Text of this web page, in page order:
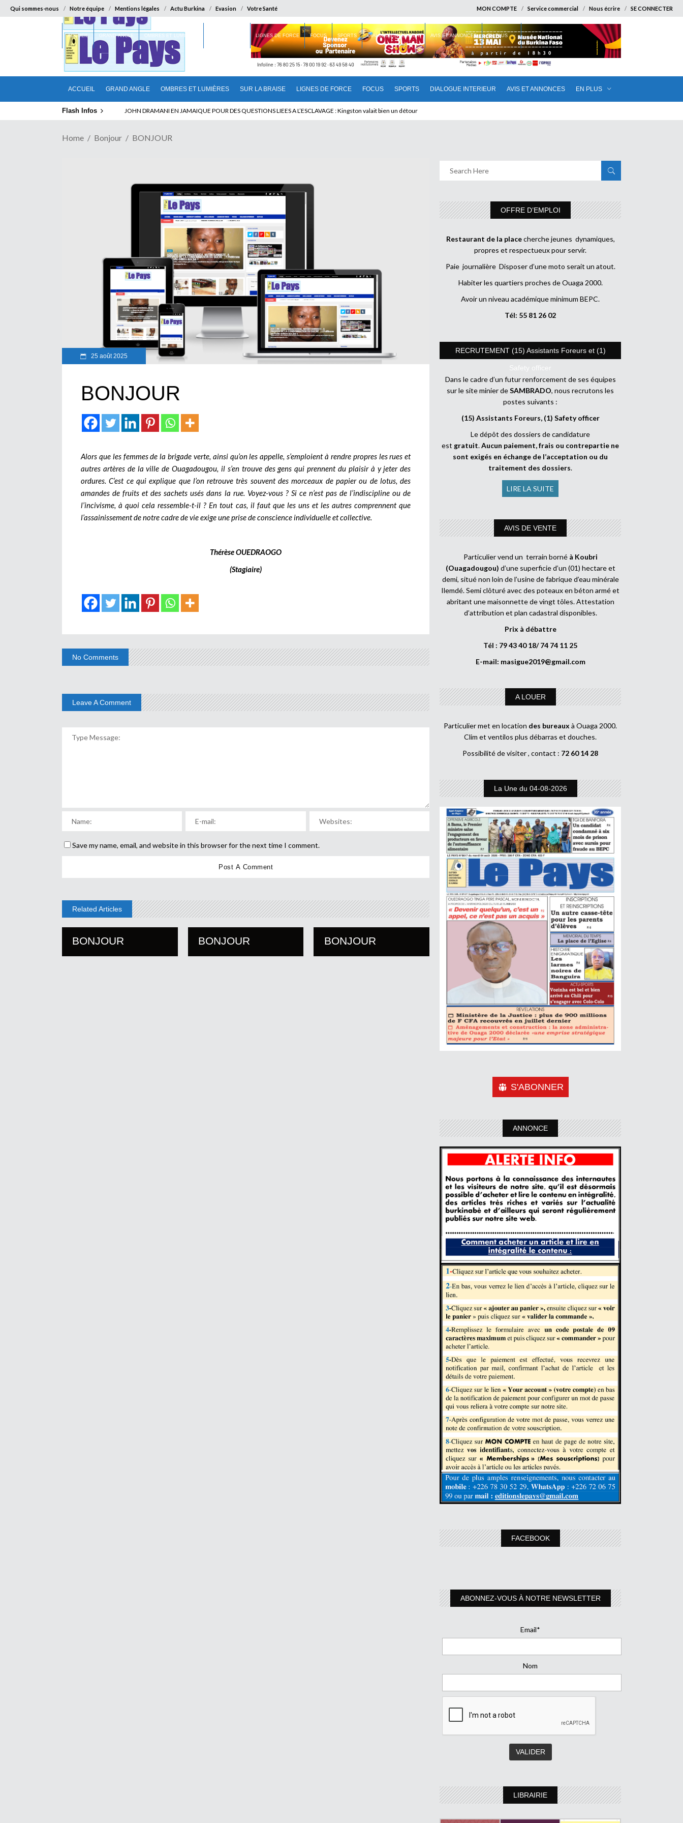
Qui sommes-nous Notre équipe Mentions légales Actu Burkina Evasion Votre Santé MON COMPTE Service commercial Nous écrire SE CONNECTER
ACCUEIL GRAND ANGLE OMBRES ET LUMIÈRES SUR LA BRAISE LIGNES DE FORCE FOCUS SPORTS DIALOGUE INTERIEUR AVIS ET ANNONCES EN PLUS
ACCUEIL GRAND ANGLE OMBRES ET LUMIÈRES LIGNES DE FORCE FOCUS SPORTS DIALOGUE INTERIEUR AVIS ET ANNONCES EN PLUS
Flash Infos ELECTION DE TALON A LA TETE DU SENAT BENINOIS : Quand Patrice quitte le pouvoir sans partir !
Home Bonjour BONJOUR
25 août 2025
BONJOUR
Alors que les femmes de la brigade verte, ainsi qu’on les appelle, s’emploient à rendre propres les rues et
autres artères de la ville de Ouagadougou, il s’en trouve des gens qui prennent du plaisir à y jeter des
ordures. C’est ce qui explique que l’on retrouve très souvent des morceaux de papier ou de lotus, des
amandes de fruits et des sachets usés dans la rue. Voyez-vous ? Si ce n’est pas de l’indiscipline ou de
l’incivisme, à quoi cela ressemble-t-il ? En tout cas, il faut que les uns et les autres comprennent que
l’assainissement de notre cadre de vie exige une prise de conscience individuelle et collective.
Thérèse OUEDRAOGO
(Stagiaire)
No Comments
Leave A Comment
Save my name, email, and website in this browser for the next time I comment.
Related Articles
BONJOUR BONJOUR BONJOUR
OFFRE D’EMPLOI
Restaurant de la placecherche jeunes dynamiques,
propres et respectueux pour servir.
Paie journalière Disposer d’une moto serait un atout.
Habiter les quartiers proches de Ouaga 2000.
Avoir un niveau académique minimum BEPC.
Tél: 55 81 26 02
RECRUTEMENT (15) Assistants Foreurs et (1)
Safety officer
Dans le cadre d’un futur renforcement de ses équipes
sur le site minier deSAMBRADO, nous recrutons les
postes suivants :
(15) Assistants Foreurs, (1) Safety officer
Le dépôt des dossiers de candidature
est gratuit.Aucun paiement, frais ou contrepartie ne
sont exigés en échange de l’acceptation ou du
traitement des dossiers.
LIRE LA SUITE
AVIS DE VENTE
Particulier vend un terrain borné à Koubri
(Ouagadougou) d’une superficie d’un (01) hectare et
demi, situé non loin de l’usine de fabrique d’eau minérale
Ilemdé. Semi clôturé avec des poteaux en béton armé et
abritant une maisonnette de vingt tôles. Attestation
d’attribution et plan cadastral disponibles.
Prix à débattre
Tél : 79 43 40 18/ 74 74 11 25
E-mail: masigue2019@gmail.com
A LOUER
Particulier met en location des bureaux à Ouaga 2000.
Clim et ventilos plus débarras et douches.
Possibilité de visiter , contact : 72 60 14 28
La Une du 04-08-2026
S'ABONNER
ANNONCE
FACEBOOK
ABONNEZ-VOUS À NOTRE NEWSLETTER
Email*
Nom
LIBRAIRIE